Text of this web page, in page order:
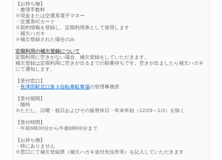
【お持ち物】
・整理手数料
※現金または交通系電子マネー
・交通系ICカード
※契約情報を登録し、定期利用券として使用します
・補欠ハガキ
※補欠登録された場合のみ
定期利用の補欠登録について
定期利用に空きがない場合、補欠登録をしていただきます。
補欠登録は定期利用に空きが出るまでの順番待ちです。空きが出ましたら補欠ハガキ
にて通知します。
【受付窓口】
・ 長津田駅北口第３自転車駐車場の管理事務所
【受付期間】
・随時
※ただし、日曜・祝日およびその振替休日・年末年始（12/29～1/3）を除く
【受付時間】
・午前6時30分から午後8時00分まで
【お持ち物】
・特にありません
※窓口にて補欠登録票（補欠ハガキ送付先住所等）を記入していただきます